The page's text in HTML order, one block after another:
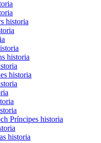
historia
historia
historia
Príncipes historia
historia